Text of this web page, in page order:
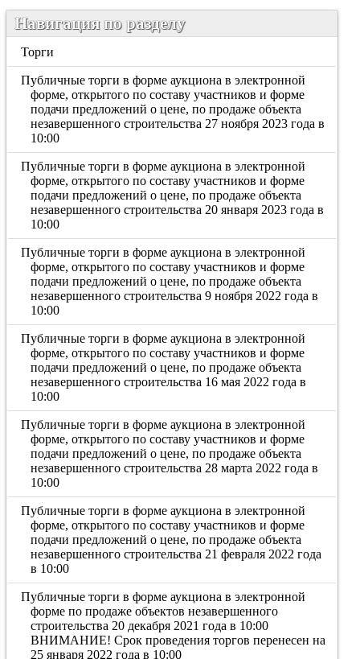
Навигация по разделу
Торги
Публичные торги в форме аукциона в электронной
форме, открытого по составу участников и форме
подачи предложений о цене, по продаже объекта
незавершенного строительства 27 ноября 2023 года в
10:00
Публичные торги в форме аукциона в электронной
форме, открытого по составу участников и форме
подачи предложений о цене, по продаже объекта
незавершенного строительства 20 января 2023 года в
10:00
Публичные торги в форме аукциона в электронной
форме, открытого по составу участников и форме
подачи предложений о цене, по продаже объекта
незавершенного строительства 9 ноября 2022 года в
10:00
Публичные торги в форме аукциона в электронной
форме, открытого по составу участников и форме
подачи предложений о цене, по продаже объекта
незавершенного строительства 16 мая 2022 года в
10:00
Публичные торги в форме аукциона в электронной
форме, открытого по составу участников и форме
подачи предложений о цене, по продаже объекта
незавершенного строительства 28 марта 2022 года в
10:00
Публичные торги в форме аукциона в электронной
форме, открытого по составу участников и форме
подачи предложений о цене, по продаже объекта
незавершенного строительства 21 февраля 2022 года
в 10:00
Публичные торги в форме аукциона в электронной
форме по продаже объектов незавершенного
строительства 20 декабря 2021 года в 10:00
ВНИМАНИЕ! Срок проведения торгов перенесен на
25 января 2022 года в 10:00